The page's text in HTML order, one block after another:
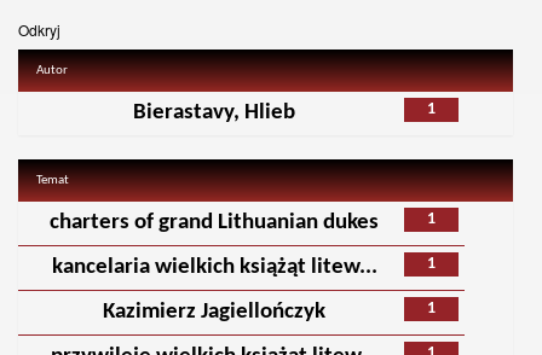
Odkryj
Autor
1
Bierastavy, Hlieb
Temat
1
charters of grand Lithuanian dukes
1
kancelaria wielkich książąt litew...
1
Kazimierz Jagiellończyk